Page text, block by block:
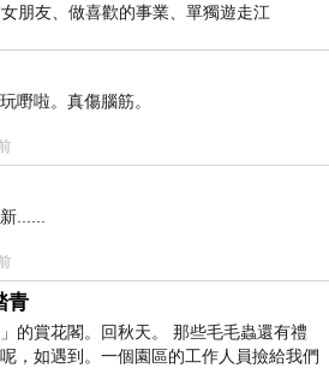
朋友、做喜歡的事業、單獨遊走江
嘢啦。真傷腦筋。
......
青
」的賞花閣。回秋天。 那些毛毛蟲還有禮
，如遇到。一個園區的工作人員撿給我們